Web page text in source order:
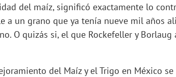
del maíz, significó exactamente lo
a un grano que ya tenía nueve mil años
O quizás si, el que Rockefeller y
del Maíz y el Trigo en México